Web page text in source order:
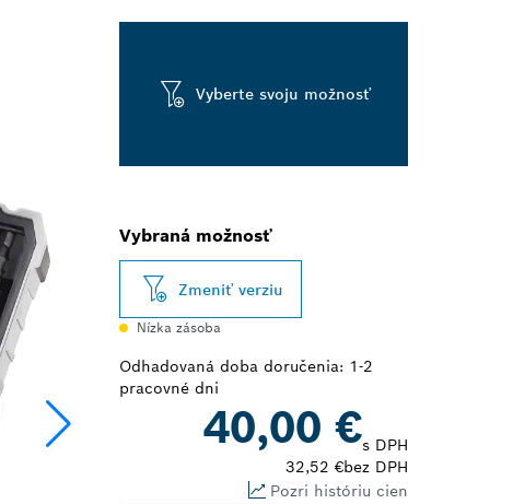
Vyberte svoju možnosť
Vybraná možnosť
Zmeniť verziu
Nízka zásoba
Odhadovaná doba doručenia: 1-2
pracovné dni
40,00 €s DPH
32,52 €bez DPH
Pozri históriu cien